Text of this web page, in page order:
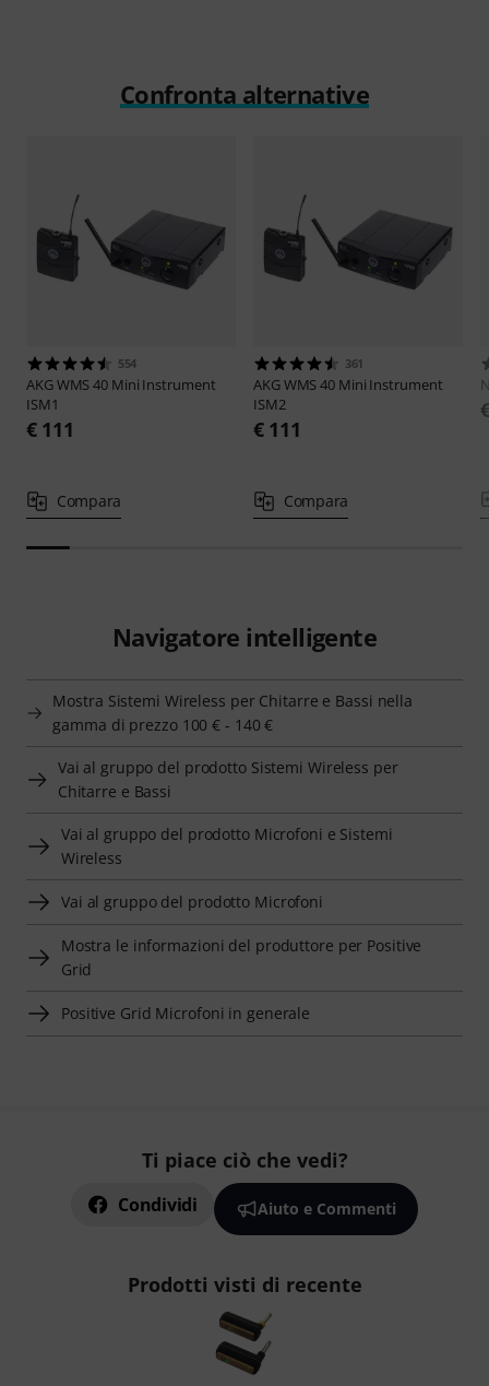
Confronta alternative
554
AKGWMS 40 Mini Instrument
ISM1
€ 111
Compara
361
AKGWMS 40 Mini Instrument
ISM2
€ 111
Compara
Navigatore intelligente
Mostra Sistemi Wireless per Chitarre e Bassi nella
gamma di prezzo 100 € - 140 €
Vai al gruppo del prodotto Sistemi Wireless per
Chitarre e Bassi
Vai al gruppo del prodotto Microfoni e Sistemi
Wireless
Vai al gruppo del prodotto Microfoni
Mostra le informazioni del produttore per Positive
Grid
Positive Grid Microfoni in generale
Ti piace ciò che vedi?
Condividi Aiuto e Commenti
Prodotti visti di recente